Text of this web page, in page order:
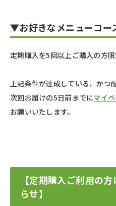
▼お好きなメニューコー
定期購入を5回以上ご購入の方限
上記条件が達成している、かつ
次回お届けの5日前までにマイ
お願いいたします。
【定期購入ご利用の
らせ】